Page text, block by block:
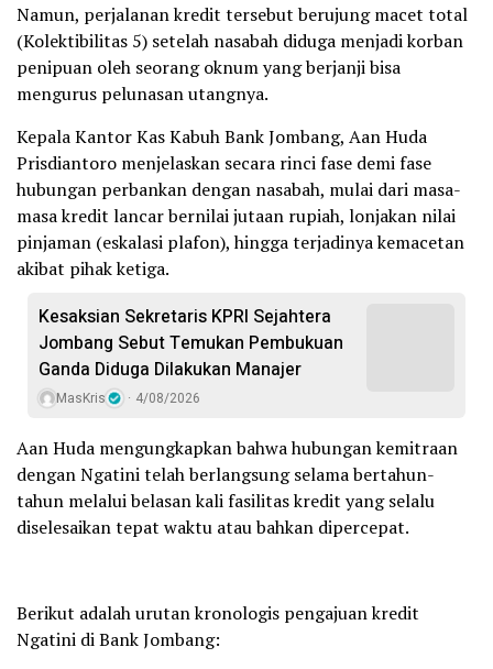
Namun, perjalanan kredit tersebut berujung macet total
(Kolektibilitas 5) setelah nasabah diduga menjadi korban
penipuan oleh seorang oknum yang berjanji bisa
mengurus pelunasan utangnya.
Kepala Kantor Kas Kabuh Bank Jombang, Aan Huda
Prisdiantoro menjelaskan secara rinci fase demi fase
hubungan perbankan dengan nasabah, mulai dari masa-
masa kredit lancar bernilai jutaan rupiah, lonjakan nilai
pinjaman (eskalasi plafon), hingga terjadinya kemacetan
akibat pihak ketiga.
Kesaksian Sekretaris KPRI Sejahtera
Jombang Sebut Temukan Pembukuan
Ganda Diduga Dilakukan Manajer
MasKris 4/08/2026
Aan Huda mengungkapkan bahwa hubungan kemitraan
dengan Ngatini telah berlangsung selama bertahun-
tahun melalui belasan kali fasilitas kredit yang selalu
diselesaikan tepat waktu atau bahkan dipercepat.
Berikut adalah urutan kronologis pengajuan kredit
Ngatini di Bank Jombang: